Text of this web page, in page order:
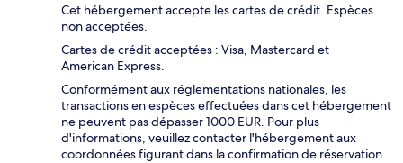
Cet hébergement accepte les cartes de crédit. Espèces
non acceptées.
Cartes de crédit acceptées : Visa, Mastercard et
American Express.
Conformément aux réglementations nationales, les
transactions en espèces effectuées dans cet hébergement
ne peuvent pas dépasser 1000 EUR. Pour plus
d'informations, veuillez contacter l'hébergement aux
coordonnées figurant dans la confirmation de réservation.